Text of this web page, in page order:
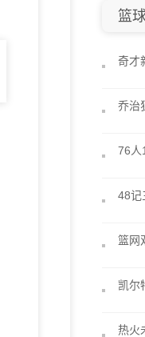
篮
奇才
乔治
76人
48记
篮网
凯尔
热火